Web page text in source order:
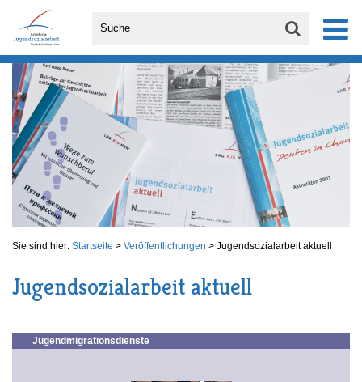
Sie sind hier: Startseite > Veröffentlichungen > Jugendsozialarbeit aktuell
Jugendsozialarbeit aktuell
Jugendmigrationsdienste